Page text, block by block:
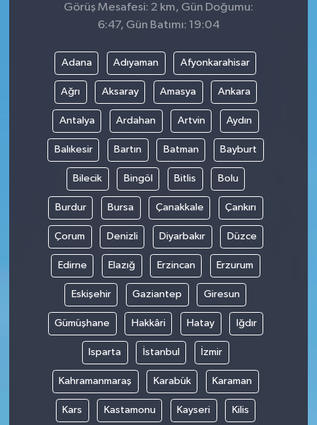
Görüş Mesafesi: 2 km, Gün Doğumu:
6:47, Gün Batımı: 19:04
Adana Adıyaman Afyonkarahisar
Ağrı Aksaray Amasya Ankara
Antalya Ardahan Artvin Aydın
Balıkesir Bartın Batman Bayburt
Bilecik Bingöl Bitlis Bolu
Burdur Bursa Çanakkale Çankırı
Çorum Denizli Diyarbakır Düzce
Edirne Elazığ Erzincan Erzurum
Eskişehir Gaziantep Giresun
Gümüşhane Hakkâri Hatay Iğdır
Isparta İstanbul İzmir
Kahramanmaraş Karabük Karaman
Kars Kastamonu Kayseri Kilis